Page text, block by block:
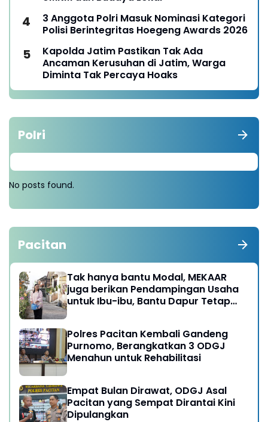
3 Anggota Polri Masuk Nominasi Kategori
Polisi Berintegritas Hoegeng Awards 2026
Kapolda Jatim Pastikan Tak Ada
Ancaman Kerusuhan di Jatim, Warga
Diminta Tak Percaya Hoaks
Polri
No posts found.
Pacitan
Tak hanya bantu Modal, MEKAAR
juga berikan Pendampingan Usaha
untuk Ibu-ibu, Bantu Dapur Tetap
Polres Pacitan Kembali Gandeng
Purnomo, Berangkatkan 3 ODGJ
Menahun untuk Rehabilitasi
Empat Bulan Dirawat, ODGJ Asal
Pacitan yang Sempat Dirantai Kini
Dipulangkan